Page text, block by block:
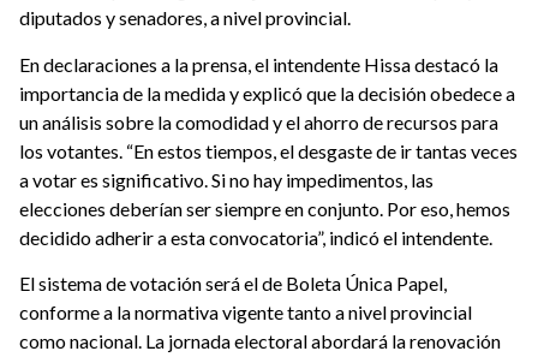
diputados y senadores, a nivel provincial.
En declaraciones a la prensa, el intendente Hissa destacó la
importancia de la medida y explicó que la decisión obedece a
un análisis sobre la comodidad y el ahorro de recursos para
los votantes. “En estos tiempos, el desgaste de ir tantas veces
a votar es significativo. Si no hay impedimentos, las
elecciones deberían ser siempre en conjunto. Por eso, hemos
decidido adherir a esta convocatoria”, indicó el intendente.
El sistema de votación será el de Boleta Única Papel,
conforme a la normativa vigente tanto a nivel provincial
como nacional. La jornada electoral abordará la renovación